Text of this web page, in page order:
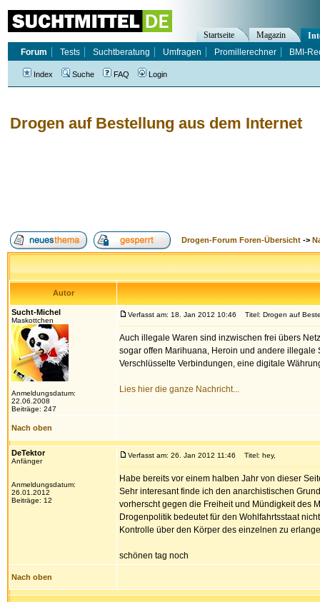
Drogen auf Bestellung aus dem Internet
Drogen-Forum Foren-Übersicht ->
Autor
Sucht-Michel
Maskottchen
Anmeldungsdatum:
22.06.2008
Beiträge: 247
Verfasst am: 18. Jan 2012 10:46 Titel: Drogen auf
Auch illegale Waren sind inzwischen frei übers
sogar offen Marihuana, Heroin und andere
Verschlüsselte Verbindungen, eine digitale
Lies hier die ganze Nachricht...
Nach oben
DeTektor
Anfänger
Anmeldungsdatum:
26.01.2012
Beiträge: 12
Verfasst am: 26. Jan 2012 11:46 Titel: hey,
Habe bereits vor einem halben Jahr von dieser
Sehr interesant finde ich den anarchistischen
vorherscht gegen die Freiheit und Mündigkeit des
Drogenpolitik bedeutet für den Wohlfahrtsstaat
Kontrolle über den Körper des einzelnen zu
schönen tag noch
Nach oben
Startseite Magazin
Forum
Tests Suchtberatung Umfragen Promillerechner BMI-
Index Suche FAQ Login